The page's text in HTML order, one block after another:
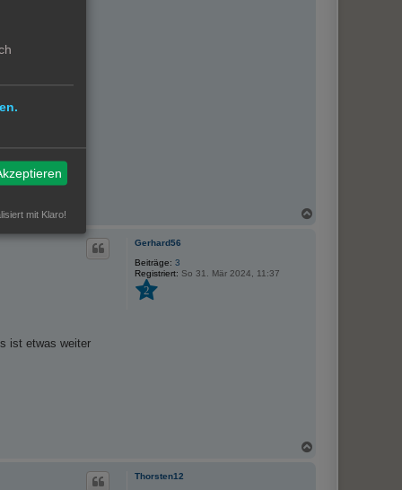
Gerhard56
Beiträge: 3
Registriert: So 31. Mär 2024, 11:37
2
ist etwas weiter
Thorsten12
mit Klaro!